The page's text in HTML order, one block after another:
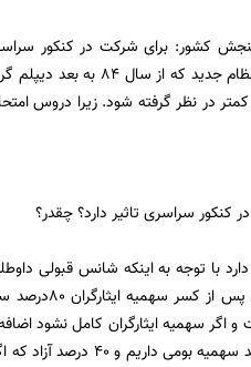
کشور: برای شرکت در کنکور
کنکور سراسری تاثیر دارد؟ چقدر؟
با توجه به اینکه شانس قبولی
کند سهمیه
و 20 درصد آزاد است و اگر سهمیه ایثارگران